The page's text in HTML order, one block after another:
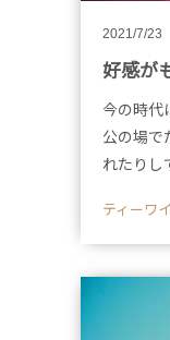
2021/7/23
好感が
今の時代
公の場で
れたりし
ティーワ